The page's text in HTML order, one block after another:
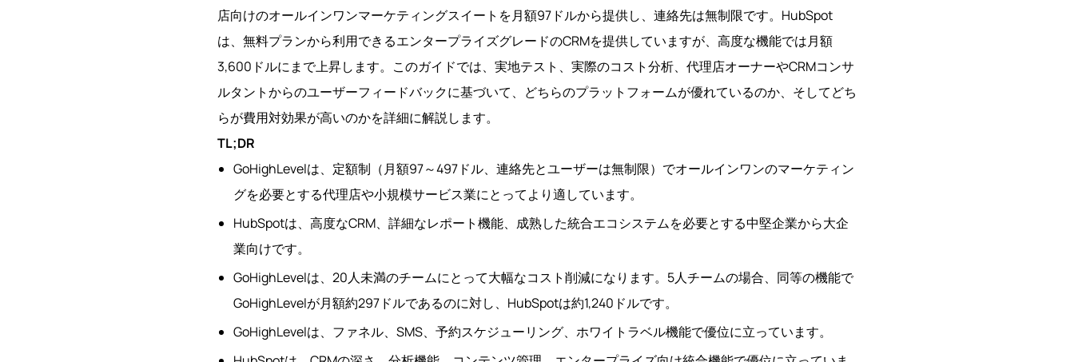
店向けのオールインワンマーケティングスイートを月額97ドルから提供し、連絡先は無制限です。HubSpot
は、無料プランから利用できるエンタープライズグレードのCRMを提供していますが、高度な機能では月額
3,600ドルにまで上昇します。このガイドでは、実地テスト、実際のコスト分析、代理店オーナーやCRMコンサ
ルタントからのユーザーフィードバックに基づいて、どちらのプラットフォームが優れているのか、そしてどち
らが費用対効果が高いのかを詳細に解説します。
TL;DR
GoHighLevelは、定額制（月額97～497ドル、連絡先とユーザーは無制限）でオールインワンのマーケティン
グを必要とする代理店や小規模サービス業にとってより適しています。
HubSpotは、高度なCRM、詳細なレポート機能、成熟した統合エコシステムを必要とする中堅企業から大企
業向けです。
GoHighLevelは、20人未満のチームにとって大幅なコスト削減になります。5人チームの場合、同等の機能で
GoHighLevelが月額約297ドルであるのに対し、HubSpotは約1,240ドルです。
GoHighLevelは、ファネル、SMS、予約スケジューリング、ホワイトラベル機能で優位に立っています。